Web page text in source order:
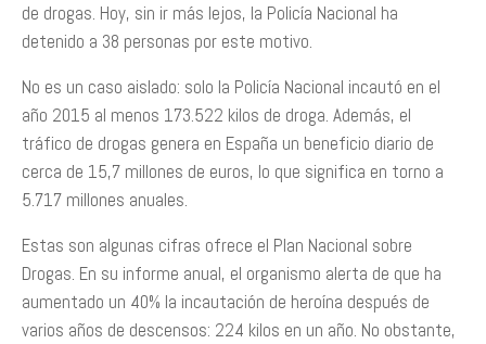
de drogas. Hoy, sin ir más lejos, la Policía Nacional ha
detenido a 38 personas por este motivo.
No es un caso aislado: solo la Policía Nacional incautó en el
año 2015 al menos 173.522 kilos de droga. Además, el
tráfico de drogas genera en España un beneficio diario de
cerca de 15,7 millones de euros, lo que significa en torno a
5.717 millones anuales.
Estas son algunas cifras ofrece el Plan Nacional sobre
Drogas. En su informe anual, el organismo alerta de que ha
aumentado un 40% la incautación de heroína después de
varios años de descensos: 224 kilos en un año. No obstante,